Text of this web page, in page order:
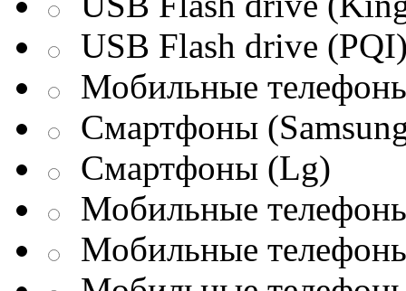
USB Flash drive
Мобильные
Смартфоны
Смартфоны (Lg)
Мобильные
Мобильные